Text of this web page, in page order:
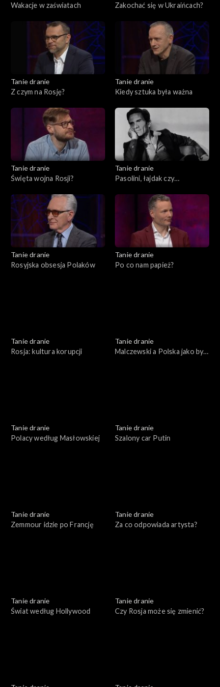
Wakacje w zaświatach
Zakochać się w Ukraińcach?
Tanie dranie
Z czym na Rosję?
Tanie dranie
Kiedy sztuka była ważna
Tanie dranie
Święta wojna Rosji?
Tanie dranie
Pasolini, łajdak czy
Tanie dranie
Rosyjska obsesja Polaków
Tanie dranie
Po co nam papież?
Tanie dranie
Rosja: kultura korupcji
Tanie dranie
Malczewski a Polska jako byt
Tanie dranie
Polacy według Masłowskiej
Tanie dranie
Szalony car Putin
Tanie dranie
Zemmour idzie po Francję
Tanie dranie
Za co odpowiada artysta?
Tanie dranie
Świat według Hollywood
Tanie dranie
Czy Rosja może się zmienić?